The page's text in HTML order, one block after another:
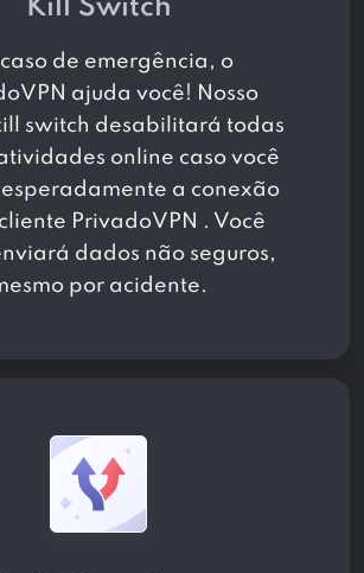
Kill Switch
caso de emergência, o
ajuda você! Nosso
switch desabilitará todas
online caso você
a conexão
PrivadoVPN . Você
dados não seguros,
por acidente.